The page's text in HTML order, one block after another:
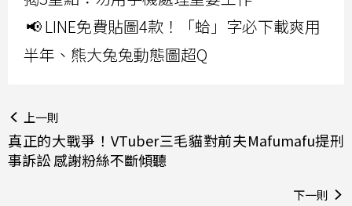
📢 LINE免費貼圖4款！「蛤」字必下載爽用
半年、熊大兔兔動態圖超Q
上一則
真正的大戰爭！VTuber三毛貓對前夫Mafumafu提刑
事訴訟 感謝粉絲不斷傾聽
下一則